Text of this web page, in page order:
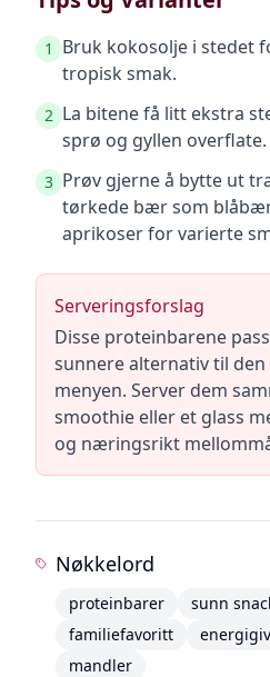
1
Bruk kokosolje i stedet
tropisk smak.
2 La bitene få litt ekstra
sprø og gyllen overflate.
3 Prøv gjerne å bytte ut
tørkede bær som
aprikoser for varierte
Serveringsforslag
Disse proteinbarene
sunnere alternativ til
menyen. Server dem
smoothie eller et glass
og næringsrikt
Nøkkelord
proteinbarer sunn
familiefavoritt
mandler